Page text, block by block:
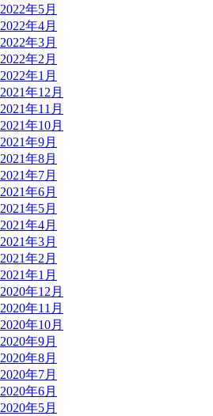
2022年5月
2022年4月
2022年3月
2022年2月
2022年1月
2021年12月
2021年11月
2021年10月
2021年9月
2021年8月
2021年7月
2021年6月
2021年5月
2021年4月
2021年3月
2021年2月
2021年1月
2020年12月
2020年11月
2020年10月
2020年9月
2020年8月
2020年7月
2020年6月
2020年5月